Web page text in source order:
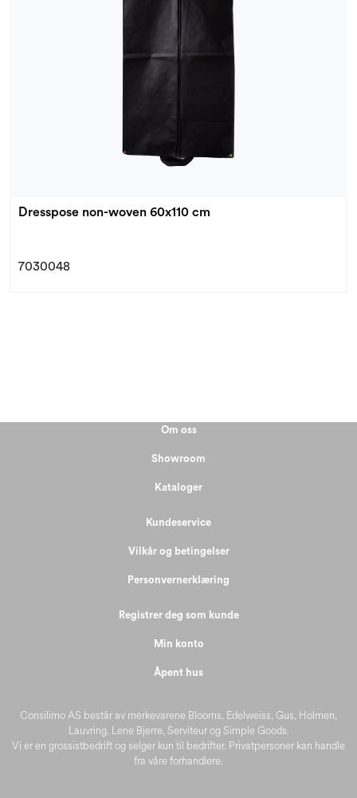
Dresspose non-woven 60x110 cm
7030048
Consilimo AS består av merkevarene Blooms, Edelweiss, Gus, Holmen,
Lauvring, Lene Bjerre, Serviteur og Simple Goods.
Vi er en grossistbedrift og selger kun til bedrifter. Privatpersoner kan handle
fra våre forhandlere.
Om oss
Showroom
Kataloger
Kundeservice
Vilkår og betingelser
Personvernerklæring
Registrer deg som kunde
Min konto
Åpent hus